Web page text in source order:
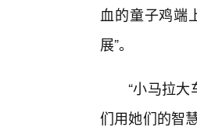
血的童子鸡端
展”。
“小马拉
们用她们的智